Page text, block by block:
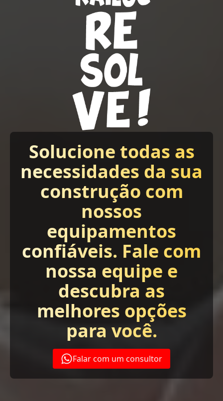
Solucione todas as
necessidades da sua
construção com
nossos
equipamentos
confiáveis. Fale com
nossa equipe e
descubra as
melhores opções
para você.
Falar com um consultor